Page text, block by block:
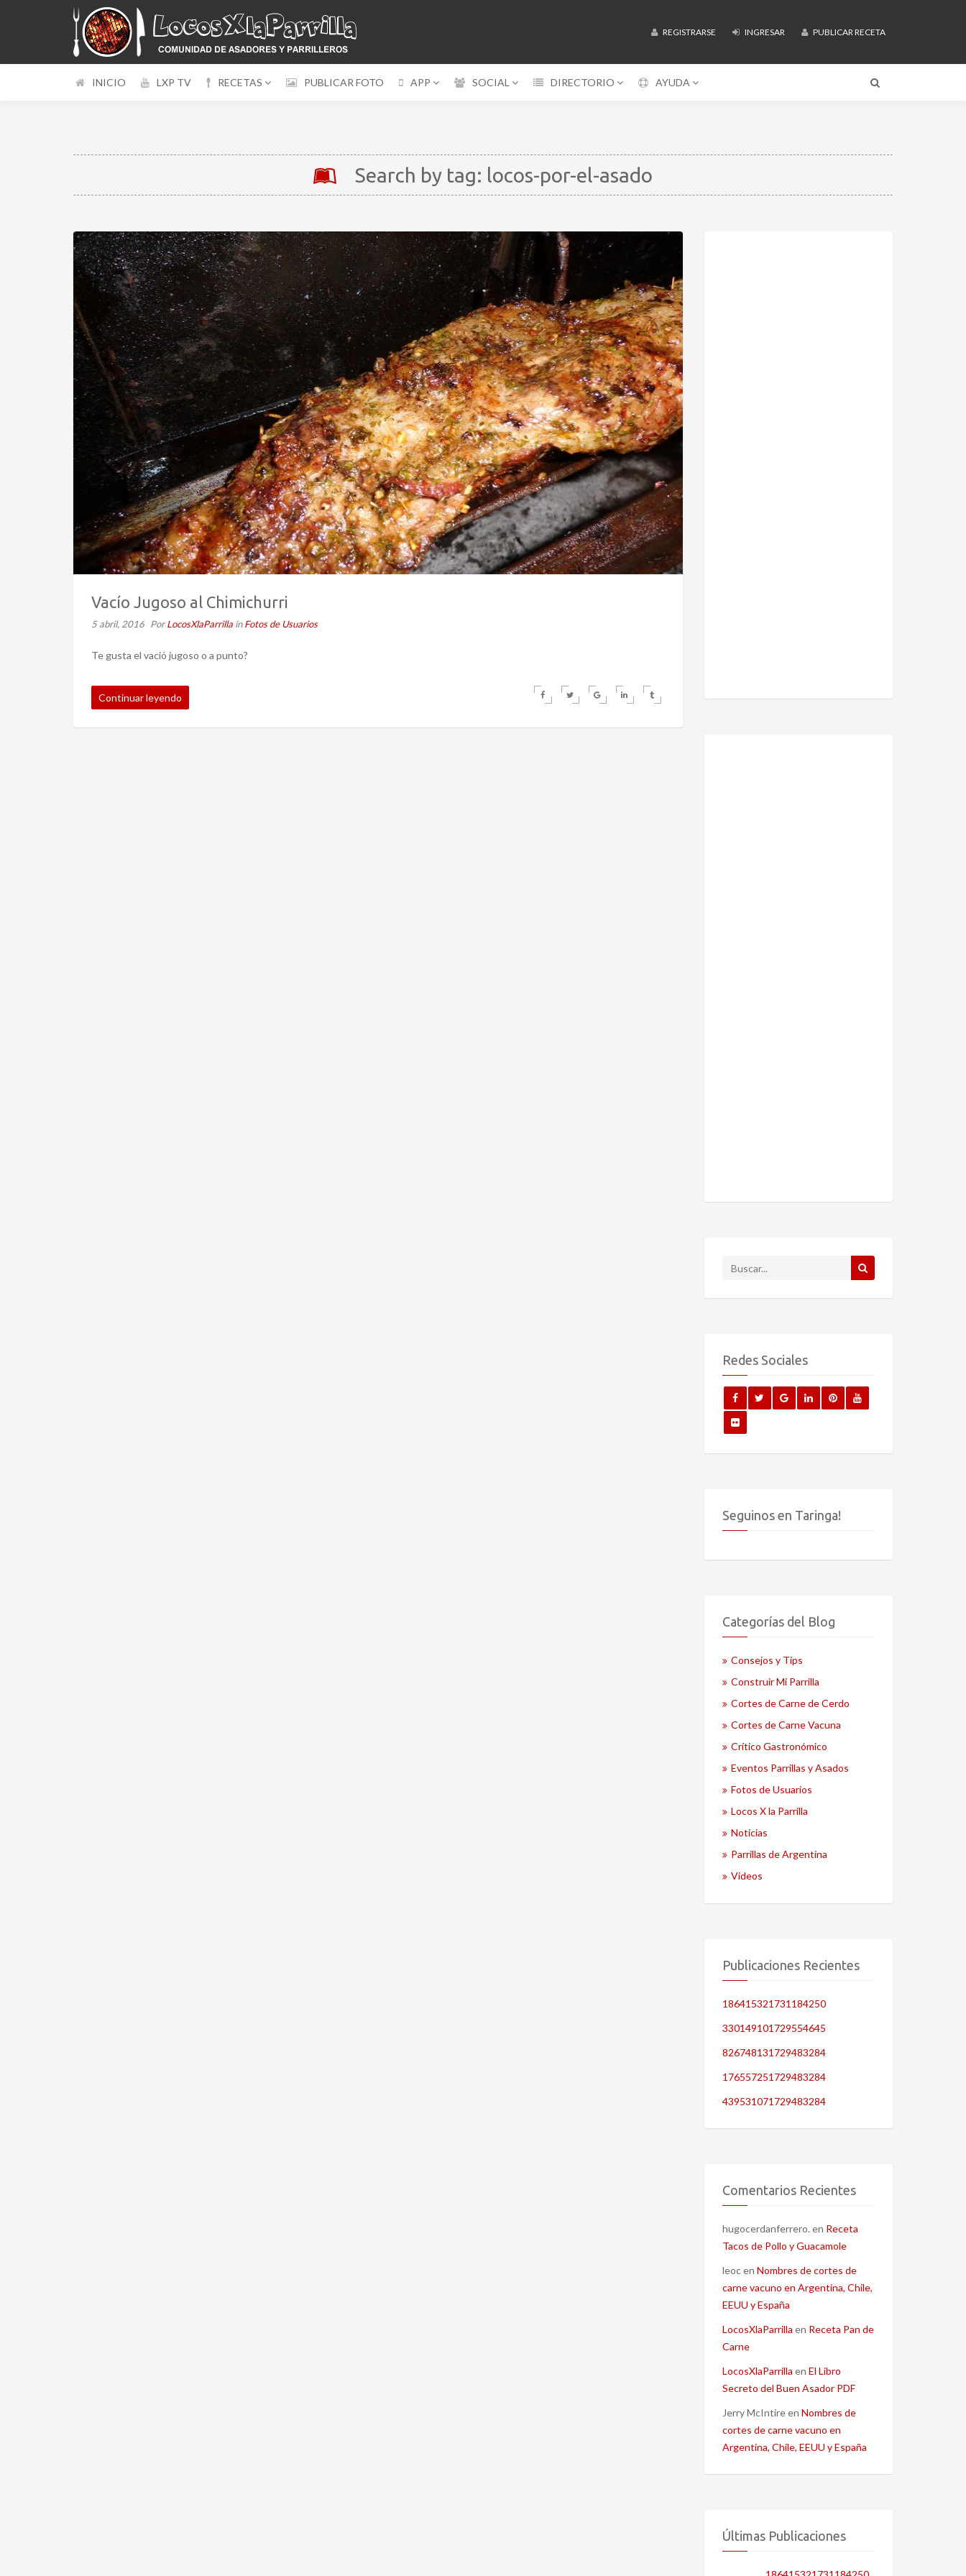
REGISTRARSE INGRESAR PUBLICAR RECETA
INICIO LXP TV RECETAS PUBLICAR FOTO APP SOCIAL DIRECTORIO AYUDA
Search by tag: locos-por-el-asado
Vacío Jugoso al Chimichurri
5 abril, 2016 PorLocosXlaParrilla inFotos de Usuarios
Te gusta el vació jugoso o a punto?
Continuar leyendo
Redes Sociales
Seguinos en Taringa!
Categorías del Blog
Consejos y Tips
Construir Mi Parrilla
Cortes de Carne de Cerdo
Cortes de Carne Vacuna
Crítico Gastronómico
Eventos Parrillas y Asados
Fotos de Usuarios
Locos X la Parrilla
Noticias
Parrillas de Argentina
Videos
Publicaciones Recientes
186415321731184250
330149101729554645
826748131729483284
176557251729483284
439531071729483284
Comentarios Recientes
hugocerdanferrero. en Receta
Tacos de Pollo y Guacamole
leocen Nombres de cortes de
carne vacuno en Argentina, Chile,
EEUU y España
LocosXlaParrilla en Receta Pan de
Carne
LocosXlaParrilla en El Libro
Secreto del Buen Asador PDF
Jerry McIntireen Nombres de
cortes de carne vacuno en
Argentina, Chile, EEUU y España
Últimas Publicaciones